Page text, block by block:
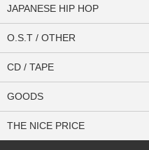
JAPANESE HIP HOP
O.S.T / OTHER
CD / TAPE
GOODS
THE NICE PRICE